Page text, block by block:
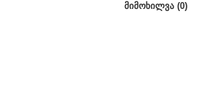
ᲛᲘᲛᲝᲮᲘᲚᲕᲐ (0)